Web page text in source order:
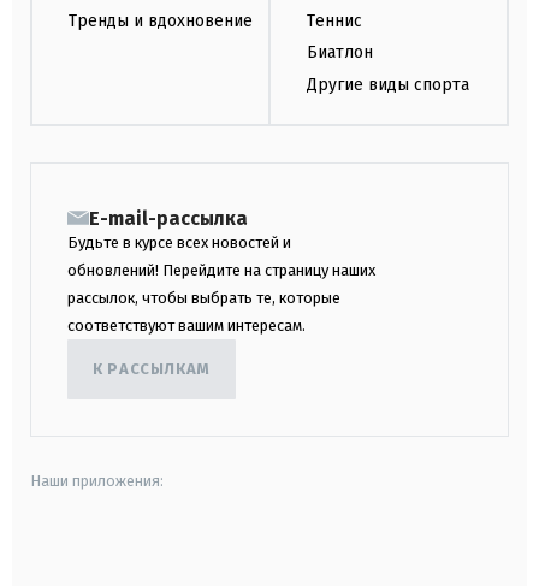
Тренды и вдохновение
Теннис
Биатлон
Другие виды спорта
E-mail-рассылка
Будьте в курсе всех новостей и
обновлений! Перейдите на страницу наших
рассылок, чтобы выбрать те, которые
соответствуют вашим интересам.
К РАССЫЛКАМ
Наши приложения: